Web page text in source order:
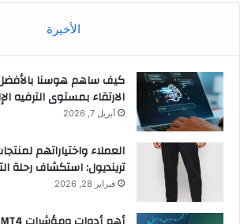
الأخيرة
كيف ساهم هوسنا
الارتقاء بمستوى الترفيه
أبريل 7, 2026
العملاء واختياراتهم
ترينديول: استكشاف رحلة
فبراير 28, 2026